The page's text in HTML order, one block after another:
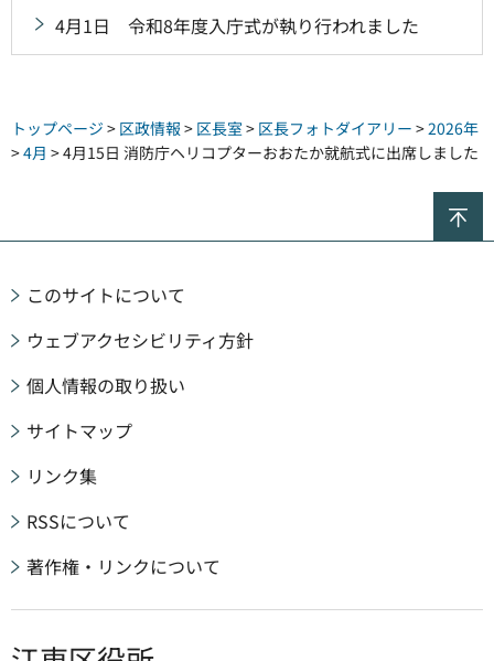
4月1日 令和8年度入庁式が執り行われました
トップページ > 区政情報 > 区長室 > 区長フォトダイアリー >2026年
>4月 > 4月15日 消防庁ヘリコプターおおたか就航式に出席しました
このサイトについて
ウェブアクセシビリティ方針
個人情報の取り扱い
サイトマップ
リンク集
RSSについて
著作権・リンクについて